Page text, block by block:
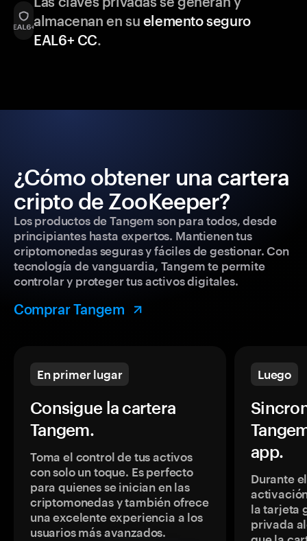
almacenan en su elemento seguro
EAL6+ CC.
¿Cómo obtener una cartera
cripto de ZooKeeper?
Los productos de Tangem son para todos, desde
principiantes hasta expertos. Mantienen tus
criptomonedas seguras y fáciles de gestionar. Con
tecnología de vanguardia, Tangem te permite
controlar y proteger tus activos digitales.
Comprar Tangem
En primer lugar
Consigue la cartera
Tangem.
Toma el control de tus activos
con solo un toque. Es perfecto
para quienes se inician en las
criptomonedas y también ofrece
una excelente experiencia a los
usuarios más avanzados.
Luego
app.
Durante
la tarjeta
privada